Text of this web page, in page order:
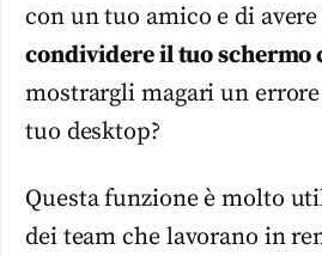
con un tuo amico e di
condividere il tuo schermo
mostrargli magari un
tuo desktop?
Questa funzione è molto
dei team che lavorano in